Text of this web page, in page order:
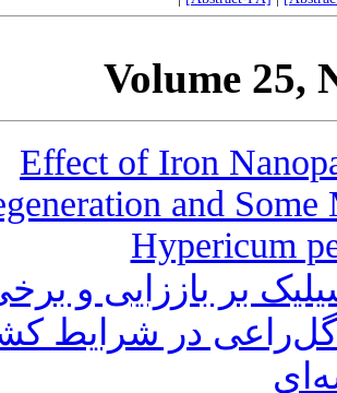
Volume 25,
Effect of Iron
and
Hypericum
بر باززایی و
گل‌راعی در شرایط